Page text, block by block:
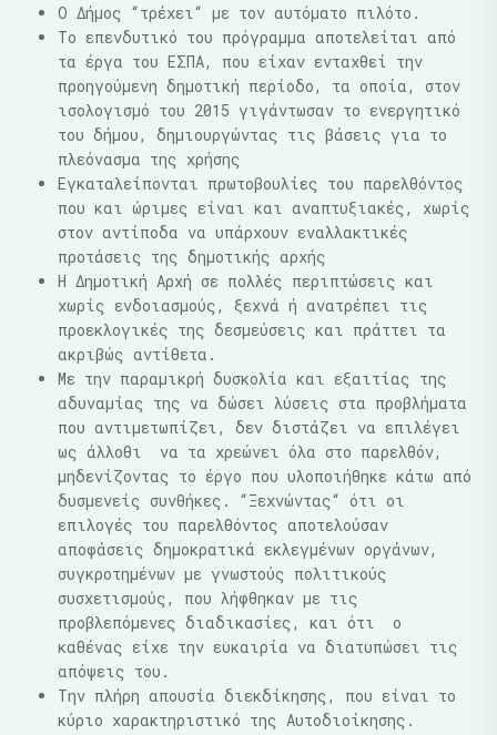
Ο Δήμος “τρέχει“ με τον αυτόματο πιλότο.
Το επενδυτικό του πρόγραμμα αποτελείται από
τα έργα του ΕΣΠΑ, που είχαν ενταχθεί την
προηγούμενη δημοτική περίοδο, τα οποία, στον
ισολογισμό του 2015 γιγάντωσαν το ενεργητικό
του δήμου, δημιουργώντας τις βάσεις για το
πλεόνασμα της χρήσης
Εγκαταλείπονται πρωτοβουλίες του παρελθόντος
που και ώριμες είναι και αναπτυξιακές, χωρίς
στον αντίποδα να υπάρχουν εναλλακτικές
προτάσεις της δημοτικής αρχής
Η Δημοτική Αρχή σε πολλές περιπτώσεις και
χωρίς ενδοιασμούς, ξεχνά ή ανατρέπει τις
προεκλογικές της δεσμεύσεις και πράττει τα
ακριβώς αντίθετα.
Με την παραμικρή δυσκολία και εξαιτίας της
αδυναμίας της να δώσει λύσεις στα προβλήματα
που αντιμετωπίζει, δεν διστάζει να επιλέγει
ως άλλοθι να τα χρεώνει όλα στο παρελθόν,
μηδενίζοντας το έργο που υλοποιήθηκε κάτω από
δυσμενείς συνθήκες. “Ξεχνώντας“ ότι οι
επιλογές του παρελθόντος αποτελούσαν
αποφάσεις δημοκρατικά εκλεγμένων οργάνων,
συγκροτημένων με γνωστούς πολιτικούς
συσχετισμούς, που λήφθηκαν με τις
προβλεπόμενες διαδικασίες, και ότι ο
καθένας είχε την ευκαιρία να διατυπώσει τις
απόψεις του.
Την πλήρη απουσία διεκδίκησης, που είναι το
κύριο χαρακτηριστικό της Αυτοδιοίκησης.